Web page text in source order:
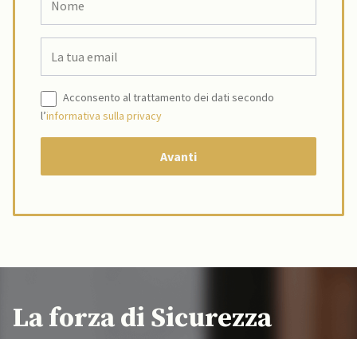
Acconsento al trattamento dei dati secondo
l’informativa sulla privacy
La forza di Sicurezza